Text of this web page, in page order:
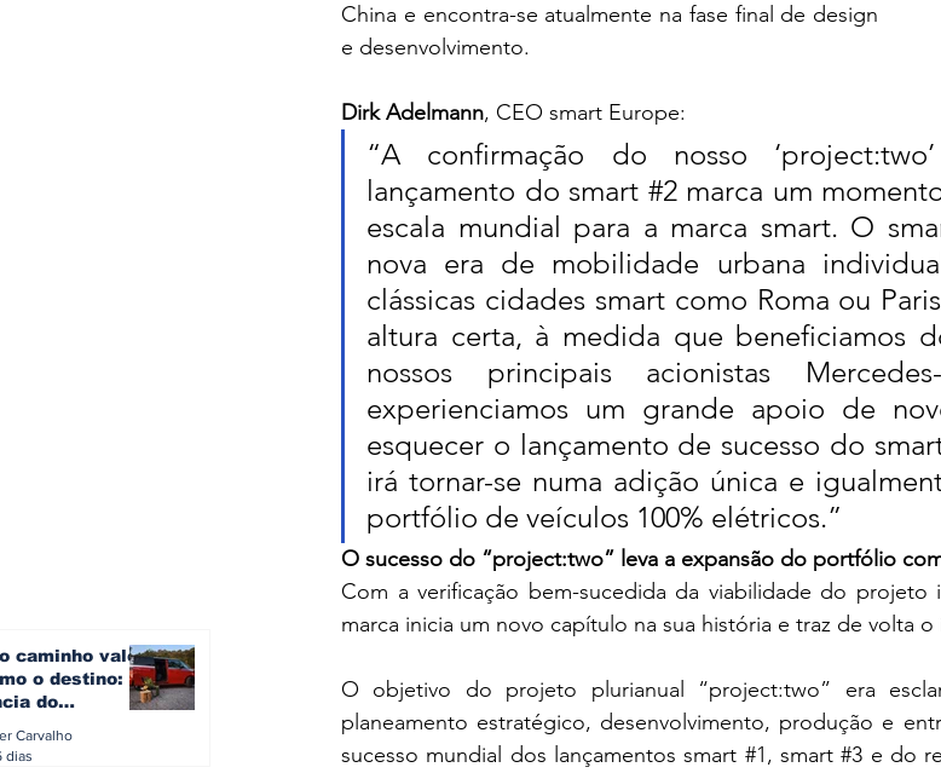
China e encontra-se atualmente na fase final de design
e desenvolvimento.
Dirk Adelmann, CEO smart Europe:
“A confirmação do nosso
lançamento do smart #2 marca um
escala mundial para a marca smart. O
nova era de mobilidade urbana
clássicas cidades smart como Roma ou
altura certa, à medida que beneficiamos
nossos principais acionistas
experienciamos um grande apoio de
esquecer o lançamento de sucesso do
irá tornar-se numa adição única e
portfólio de veículos 100% elétricos.”
O sucesso do “project:two” leva a expansão do portfólio
Com a verificação bem-sucedida da viabilidade do projeto
marca inicia um novo capítulo na sua história e traz de volta
O objetivo do projeto plurianual “project:two” era
planeamento estratégico, desenvolvimento, produção e
sucesso mundial dos lançamentos smart #1, smart #3 e do
caminho vale
o destino: a
do
europeu
Carvalho
dias